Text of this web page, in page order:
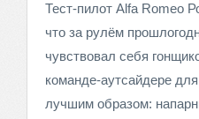
Тест-пилот Alfa Romeo
что за рулём
чувствовал себя
команде-аутсайдере
лучшим образом: